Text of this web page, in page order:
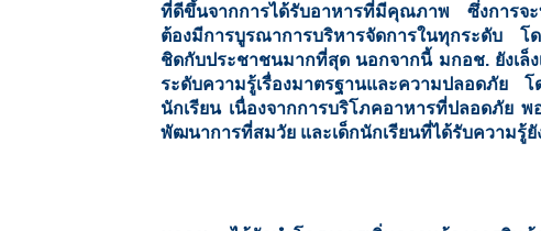
ที่ดีขึ้นจากการได้รับอาหารที่มีคุณภาพ ซึ่งการจะ
ต้องมีการบูรณาการบริหารจัดการในทุกระดับ โ
ชิดกับประชาชนมากที่สุด นอกจากนี้ มกอช. ยังเล็
ระดับความรู้เรื่องมาตรฐานและความปลอดภัย โ
นักเรียน เนื่องจากการบริโภคอาหารที่ปลอดภัย พ
พัฒนาการที่สมวัย และเด็กนักเรียนที่ได้รับความรู้